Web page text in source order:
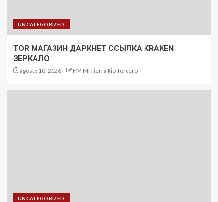
UNCATEGORIZED
TOR МАГАЗИН ДАРКНЕТ ССЫЛКА KRAKEN
ЗЕРКАЛО
agosto 10, 2026 FM Mi Tierra Rio Tercero
UNCATEGORIZED